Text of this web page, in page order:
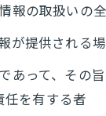
報の取扱いの
が提供される
あって、そ
を有する者